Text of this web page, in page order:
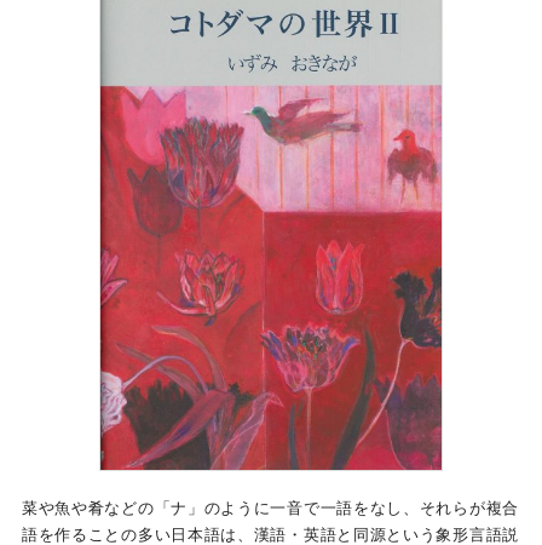
菜や魚や肴などの「ナ」のように一音で一語をなし、それらが複合
語を作ることの多い日本語は、漢語・英語と同源という象形言語説